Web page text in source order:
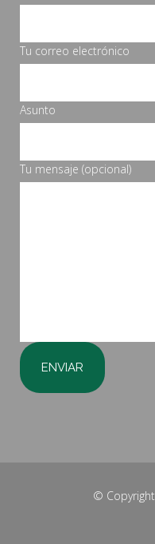
Tu correo electrónico
Asunto
Tu mensaje (opcional)
© Copyright